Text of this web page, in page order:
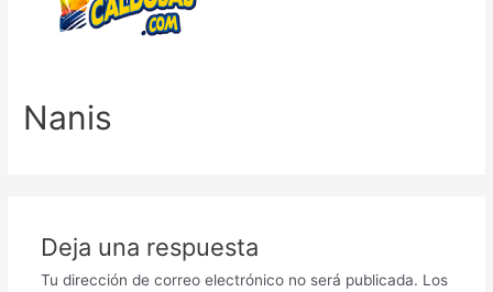
Nanis
Deja una respuesta
Tu dirección de correo electrónico no será publicada. Los